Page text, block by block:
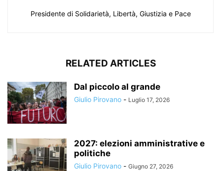
Presidente di Solidarietà, Libertà, Giustizia e Pace
RELATED ARTICLES
Dal piccolo al grande
Giulio Pirovano - Luglio 17, 2026
2027: elezioni amministrative e
politiche
Giulio Pirovano - Giugno 27, 2026